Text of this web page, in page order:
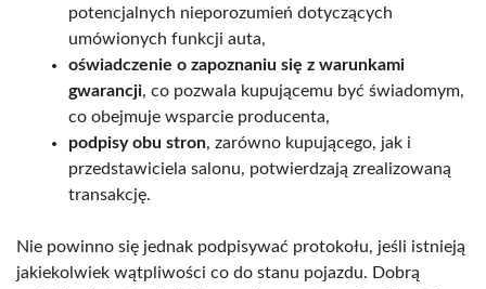
potencjalnych nieporozumień dotyczących
umówionych funkcji auta,
oświadczenie o zapoznaniu się z warunkami
gwarancji, co pozwala kupującemu być świadomym,
co obejmuje wsparcie producenta,
podpisy obu stron, zarówno kupującego, jak i
przedstawiciela salonu, potwierdzają zrealizowaną
transakcję.
Nie powinno się jednak podpisywać protokołu, jeśli istnieją
jakiekolwiek wątpliwości co do stanu pojazdu. Dobrą